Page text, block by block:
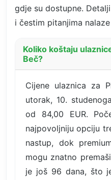
gdje su dostupne.
i čestim pitanjima
Koliko koštaju
Beč?
Cijene ulaznica za
utorak, 10.
od 84,00 EUR.
najpovoljniju opciju
nastup, dok
mogu znatno
je još 96 dana, što